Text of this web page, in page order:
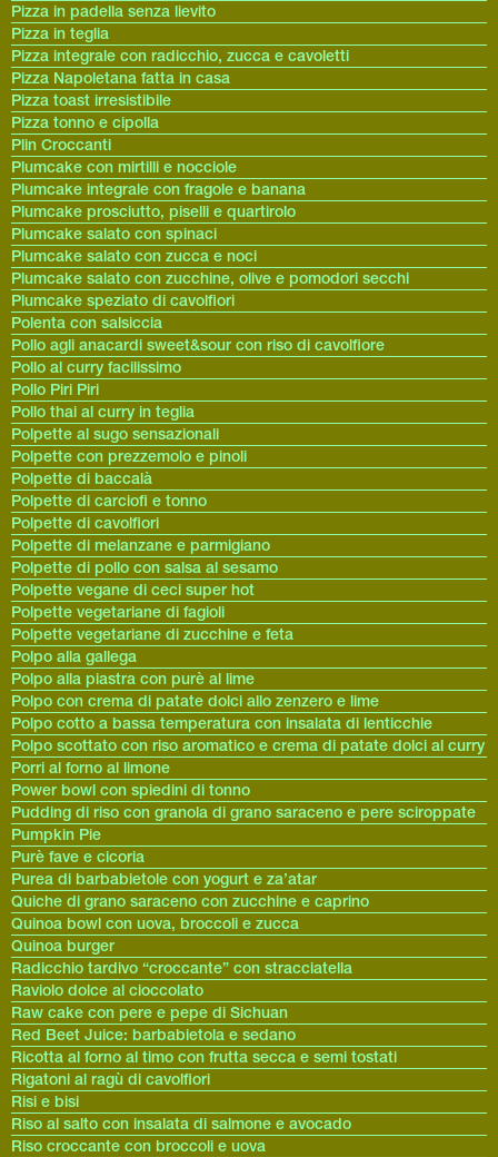
Pizza in padella senza lievito
Pizza in teglia
Pizza integrale con radicchio, zucca e cavoletti
Pizza Napoletana fatta in casa
Pizza toast irresistibile
Pizza tonno e cipolla
Plin Croccanti
Plumcake con mirtilli e nocciole
Plumcake integrale con fragole e banana
Plumcake prosciutto, piselli e quartirolo
Plumcake salato con spinaci
Plumcake salato con zucca e noci
Plumcake salato con zucchine, olive e pomodori secchi
Plumcake speziato di cavolfiori
Polenta con salsiccia
Pollo agli anacardi sweet&sour con riso di cavolfiore
Pollo al curry facilissimo
Pollo Piri Piri
Pollo thai al curry in teglia
Polpette al sugo sensazionali
Polpette con prezzemolo e pinoli
Polpette di baccalà
Polpette di carciofi e tonno
Polpette di cavolfiori
Polpette di melanzane e parmigiano
Polpette di pollo con salsa al sesamo
Polpette vegane di ceci super hot
Polpette vegetariane di fagioli
Polpette vegetariane di zucchine e feta
Polpo alla gallega
Polpo alla piastra con purè al lime
Polpo con crema di patate dolci allo zenzero e lime
Polpo cotto a bassa temperatura con insalata di lenticchie
Polpo scottato con riso aromatico e crema di patate dolci al curry
Porri al forno al limone
Power bowl con spiedini di tonno
Pudding di riso con granola di grano saraceno e pere sciroppate
Pumpkin Pie
Purè fave e cicoria
Purea di barbabietole con yogurt e za’atar
Quiche di grano saraceno con zucchine e caprino
Quinoa bowl con uova, broccoli e zucca
Quinoa burger
Radicchio tardivo “croccante” con stracciatella
Raviolo dolce al cioccolato
Raw cake con pere e pepe di Sichuan
Red Beet Juice: barbabietola e sedano
Ricotta al forno al timo con frutta secca e semi tostati
Rigatoni al ragù di cavolfiori
Risi e bisi
Riso al salto con insalata di salmone e avocado
Riso croccante con broccoli e uova